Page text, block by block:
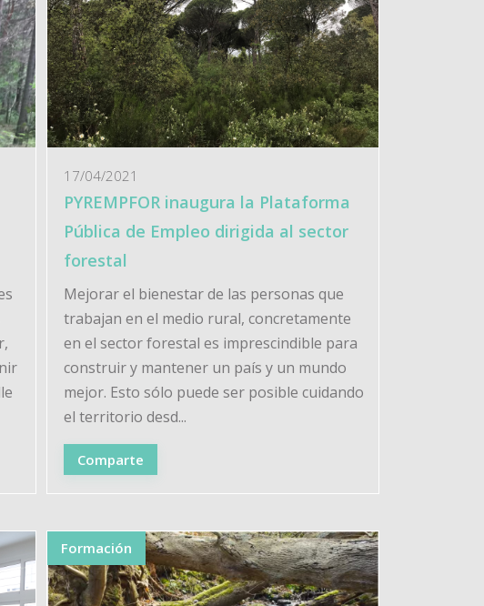
17/04/2021
PYREMPFOR inaugura la Plataforma
Pública de Empleo dirigida al sector
forestal
Mejorar el bienestar de las personas que
trabajan en el medio rural, concretamente
en el sector forestal es imprescindible para
construir y mantener un país y un mundo
mejor. Esto sólo puede ser posible cuidando
el territorio desd...
Comparte
Formación